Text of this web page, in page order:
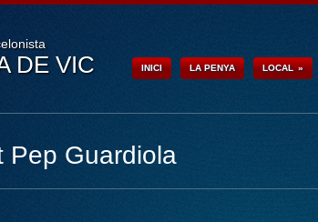
DE VIC INICI LA PENYA LOCAL»
Pep Guardiola